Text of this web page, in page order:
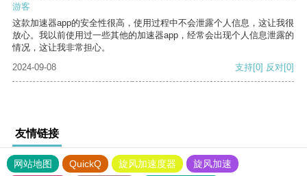
游客
这款加速器app的安全性很高，使用过程中不会泄露个人信息，这让我很
放心。我以前使用过一些其他的加速器app，经常会出现个人信息泄露的
情况，这让我非常担心。
2024-09-08
支持[0] 反对[0]
友情链接
网站地图 QuickQ 旋风加速度器 旋风加速